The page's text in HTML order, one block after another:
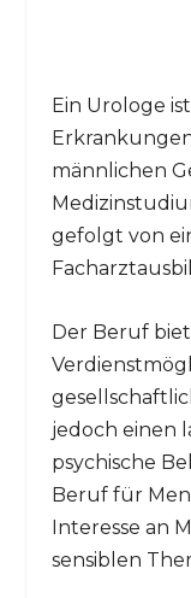
Ein Urologe
männlichen
gefolgt von
Der Beruf
jedoch einen
psychische
Beruf für
Interesse an
sensiblen